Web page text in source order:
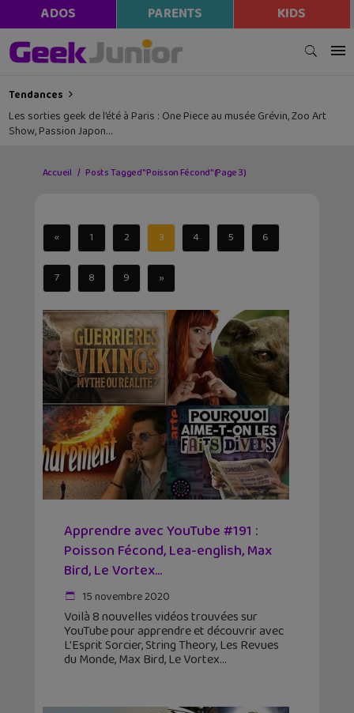
ADOS PARENTS KIDS
Tendances
Les sorties geek de l’été à Paris : One Piece au musée Grévin, Zoo Art
Show, Passion Japon…
Accueil Posts Tagged "Poisson Fécond"(Page 3)
« 1 2 3 4 5 6
7 8 9 »
Apprendre avec YouTube #191 :
Poisson Fécond, Lea-english, Max
Bird, Le Vortex…
15 novembre 2020
Voilà 8 nouvelles vidéos trouvées sur
YouTube pour apprendre et découvrir avec
L'Esprit Sorcier, String Theory, Les Revues
du Monde, Max Bird, Le Vortex